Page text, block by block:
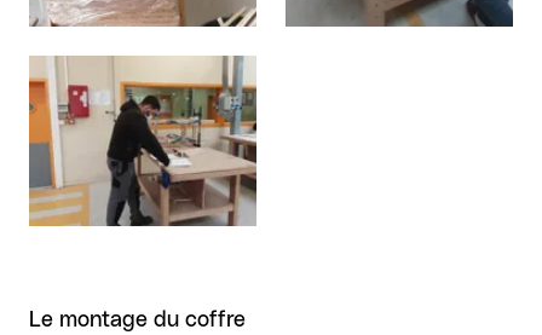
Agrandir
Le montage du coffre